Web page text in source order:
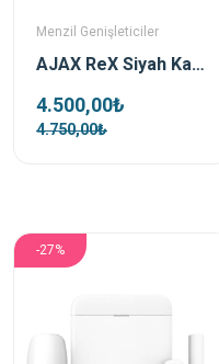
Menzil Genişleticiler
AJAX ReX Siyah Kablosuz Mesafe Genişletici (Repeater)
4.500,00₺
4.750,00₺
-27%